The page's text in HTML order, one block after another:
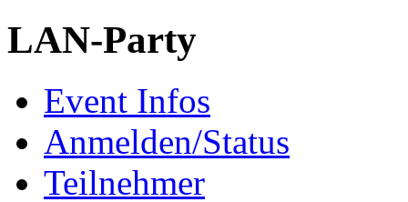
LAN-Party
Event Infos
Anmelden/Status
Teilnehmer